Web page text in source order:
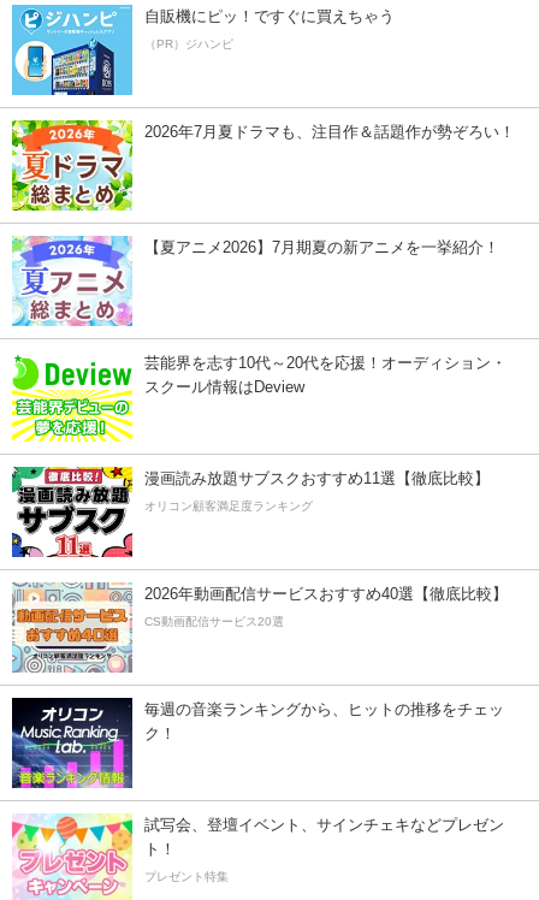
自販機にピッ！ですぐに買えちゃう
（PR）ジハンピ
2026年7月夏ドラマも、注目作＆話題作が勢ぞろい！
【夏アニメ2026】7月期夏の新アニメを一挙紹介！
芸能界を志す10代～20代を応援！オーディション・
スクール情報はDeview
漫画読み放題サブスクおすすめ11選【徹底比較】
オリコン顧客満足度ランキング
2026年動画配信サービスおすすめ40選【徹底比較】
CS動画配信サービス20選
毎週の音楽ランキングから、ヒットの推移をチェッ
ク！
試写会、登壇イベント、サインチェキなどプレゼン
ト！
プレゼント特集